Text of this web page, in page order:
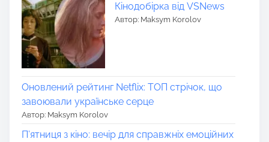
Кінодобірка від VSNews
Автор: Maksym Korolov
Оновлений рейтинг Netflix: ТОП стрічок, що
завоювали українське серце
Автор: Maksym Korolov
П’ятниця з кіно: вечір для справжніх емоційних